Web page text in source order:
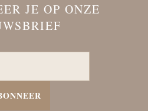
JE OP ONZE